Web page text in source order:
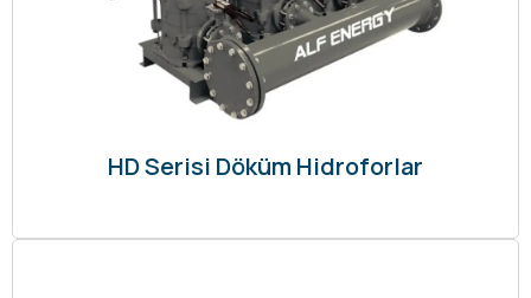
HD Serisi Döküm Hidroforlar